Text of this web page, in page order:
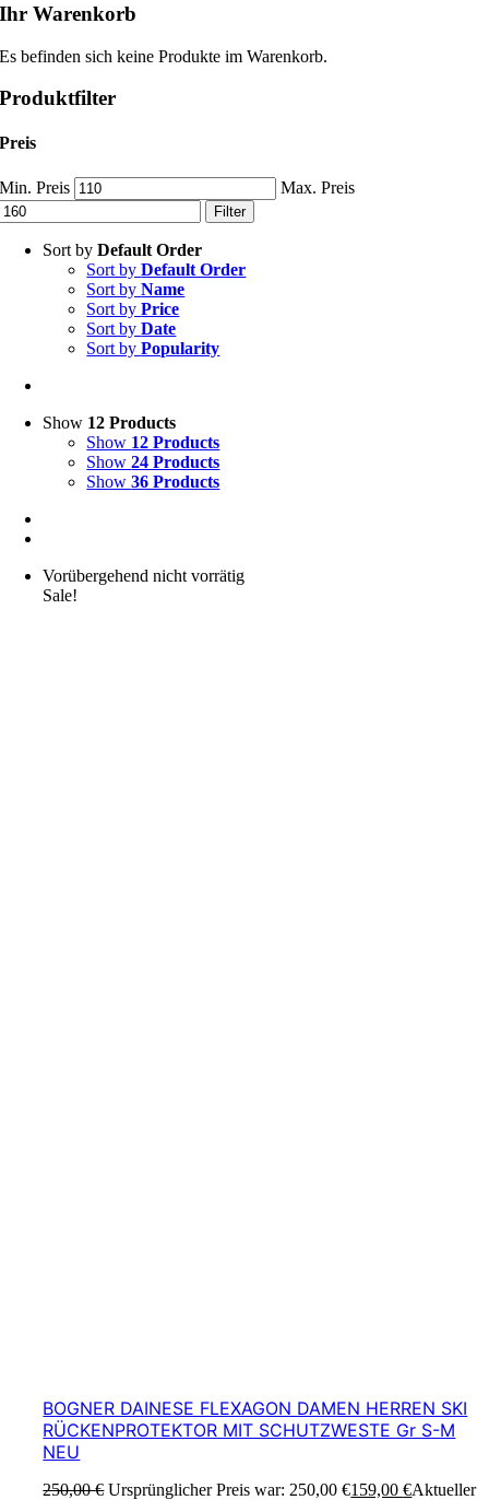
Ihr Warenkorb
Es befinden sich keine Produkte im Warenkorb.
Produktfilter
Preis
Min. Preis Max. Preis
Filter
Sort byDefault Order
Sort byDefault Order
Sort byName
Sort byPrice
Sort byDate
Sort byPopularity
Show 12 Products
Show 12 Products
Show24 Products
Show36 Products
Vorübergehend nicht vorrätig
Sale!
BOGNER DAINESE FLEXAGON DAMEN HERREN SKI
RÜCKENPROTEKTOR MIT SCHUTZWESTE Gr S-M
NEU
250,00€ Ursprünglicher Preis war: 250,00 €159,00€Aktueller